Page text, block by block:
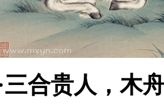
三合贵人，木